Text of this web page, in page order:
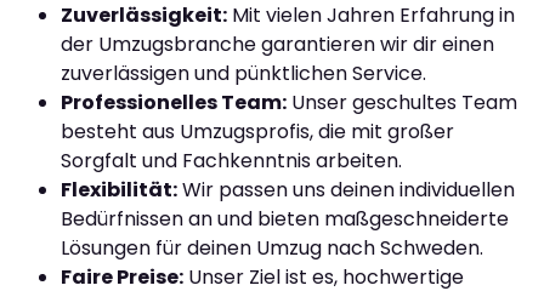
Zuverlässigkeit: Mit vielen Jahren Erfahrung in
der Umzugsbranche garantieren wir dir einen
zuverlässigen und pünktlichen Service.
Professionelles Team: Unser geschultes Team
besteht aus Umzugsprofis, die mit großer
Sorgfalt und Fachkenntnis arbeiten.
Flexibilität:Wir passen uns deinen individuellen
Bedürfnissen an und bieten maßgeschneiderte
Lösungen für deinen Umzug nach Schweden.
Faire Preise: Unser Ziel ist es, hochwertige